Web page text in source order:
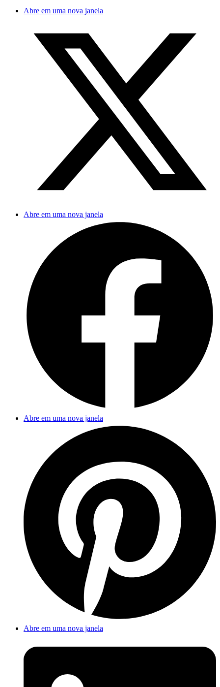
Abre em uma nova janela
Abre em uma nova janela
Abre em uma nova janela
Abre em uma nova janela